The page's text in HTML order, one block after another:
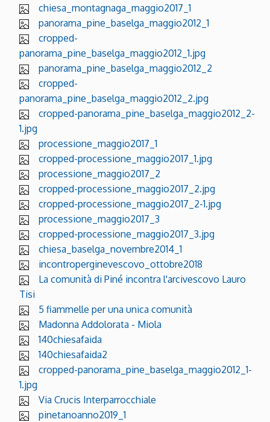
chiesa_montagnaga_maggio2017_1
panorama_pine_baselga_maggio2012_1
cropped-
panorama_pine_baselga_maggio2012_1.jpg
panorama_pine_baselga_maggio2012_2
cropped-
panorama_pine_baselga_maggio2012_2.jpg
cropped-panorama_pine_baselga_maggio2012_2-
1.jpg
processione_maggio2017_1
cropped-processione_maggio2017_1.jpg
processione_maggio2017_2
cropped-processione_maggio2017_2.jpg
cropped-processione_maggio2017_2-1.jpg
processione_maggio2017_3
cropped-processione_maggio2017_3.jpg
chiesa_baselga_novembre2014_1
incontroperginevescovo_ottobre2018
La comunità di Piné incontra l'arcivescovo Lauro
Tisi
5 fiammelle per una unica comunità
Madonna Addolorata - Miola
140chiesafaida
140chiesafaida2
cropped-panorama_pine_baselga_maggio2012_1-
1.jpg
Via Crucis Interparrocchiale
pinetanoanno2019_1